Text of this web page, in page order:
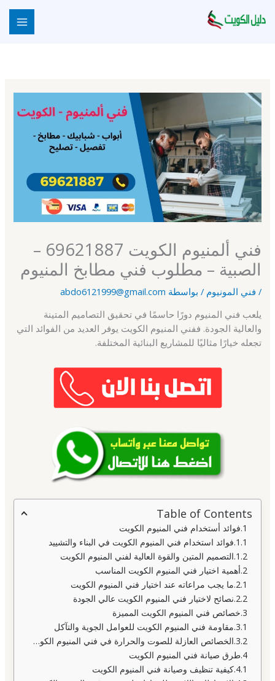
إلى
فني ألمنيوم الكويت 69621887 –
الصبية – مطلوب فني مطابخ المنيوم
/ فني المونيوم / بواسطة abdo6121999@gmail.com
يلعب فني المنيوم دورًا حاسمًا في تحقيق التصاميم المتينة
والعالية الجودة. ففني المنيوم الكويت يوفر العديد من الفوائد التي
تجعله خيارًا مثاليًا للمشاريع البنائية المختلفة.
Table of Contents
فوائد أستخدام فني المنيوم الكويت
فوائد استخدام فني المنيوم الكويت في البناء والتشييد
التصميم المتين والقوة العالية لفني المنيوم الكويت
أهمية اختيار فني المنيوم الكويت المناسب
ما يجب مراعاته عند اختيار فني المنيوم الكويت
نصائح لاختيار فني المنيوم الكويت عالي الجودة
خصائص فني المنيوم الكويت المميزة
مقاومة فني المنيوم الكويت للعوامل الجوية والتآكل
الخصائص العازلة للصوت والحرارة في فني المنيوم الكويت
طرق صيانة فني المنيوم الكويت
كيفية تنظيف وصيانة فني المنيوم الكويت